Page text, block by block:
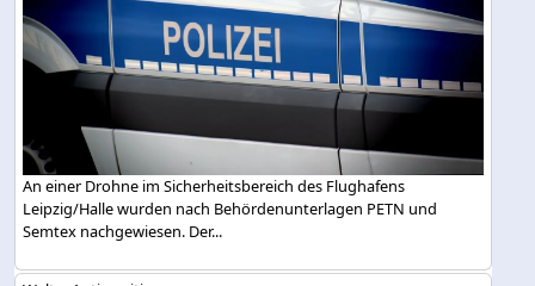
An einer Drohne im Sicherheitsbereich des Flughafens
Leipzig/Halle wurden nach Behördenunterlagen PETN und
Semtex nachgewiesen. Der...